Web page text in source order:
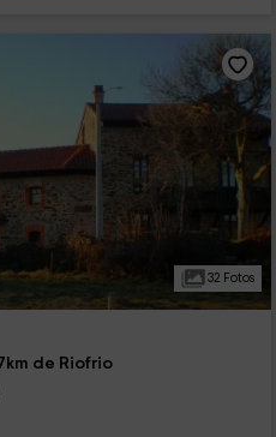
32 Fotos
de Riofrio